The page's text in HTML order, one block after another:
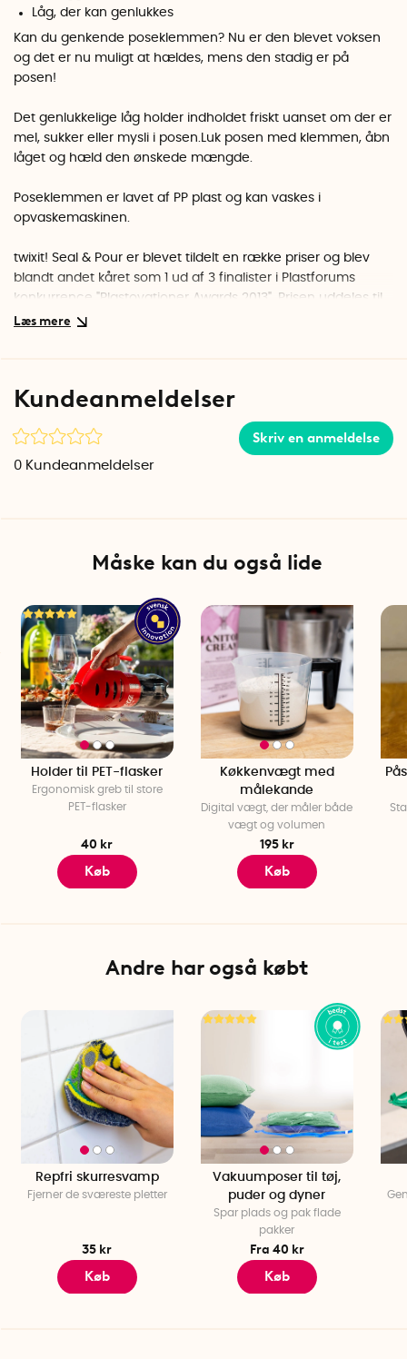
Låg, der kan genlukkes
Kan du genkende poseklemmen? Nu er den blevet voksen
og det er nu muligt at hældes, mens den stadig er på
posen!
Det genlukkelige låg holder indholdet friskt uanset om der er
mel, sukker eller mysli i posen.Luk posen med klemmen, åbn
låget og hæld den ønskede mængde.
Poseklemmen er lavet af PP plast og kan vaskes i
opvaskemaskinen.
twixit! Seal & Pour er blevet tildelt en række priser og blev
blandt andet kåret som 1 ud af 3 finalister i Plastforums
konkurrence "Plastovationer Awards 2013". Prisen uddeles til
virksomheder, der på en unik måde har udviklet eller
Seal & Pour som vinderen af ​​"Gourmet detailhandlerens
Kundeanmeldelser
Skriv en anmeldelse
0 Kundeanmeldelser
Måske kan du også lide
Holder til PET-flasker
Ergonomisk greb til store
PET-flasker
40 kr
Køb
Køkkenvægt med
målekande
Digital vægt, der måler både
vægt og volumen
195 kr
Køb
Andre har også købt
Repfri skurresvamp
Fjerner de sværeste pletter
35 kr
Køb
Vakuumposer til tøj,
puder og dyner
Spar plads og pak flade
pakker
Fra 40 kr
Køb